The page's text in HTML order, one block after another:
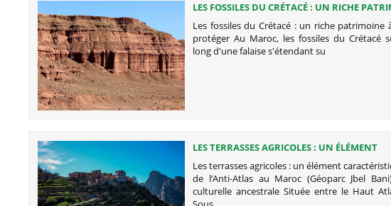
LES FOSSILES DU CRÉTACÉ : UN RICHE
DÉCOUVRIR ET À PROTÉGER
Les fossiles du Crétacé : un riche patrimoine
protéger Au Maroc, les fossiles du Crétacé
long d'une falaise s'étendant su
LES TERRASSES AGRICOLES : UN ÉLÉMENT
CARACTÉRISTIQUE DU PAYSAGE DE L’ANTI-
MAROC (GÉOPARC JBEL BANI)
Les terrasses agricoles : un élément
de l’Anti-Atlas au Maroc (Géoparc Jbel
culturelle ancestrale Située entre le Haut